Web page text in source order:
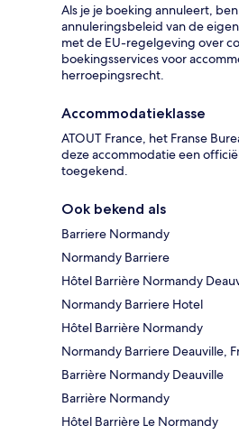
Als je je boeking annuleert,
annuleringsbeleid van de
met de EU-regelgeving over
boekingsservices voor
herroepingsrecht.
Accommodatieklasse
ATOUT France, het Franse
deze accommodatie een
toegekend.
Ook bekend als
Barriere Normandy
Normandy Barriere
Hôtel Barrière Normandy
Normandy Barriere Hotel
Hôtel Barrière Normandy
Normandy Barriere Deauville,
Barrière Normandy Deauville
Barrière Normandy
Hôtel Barrière Le Normandy